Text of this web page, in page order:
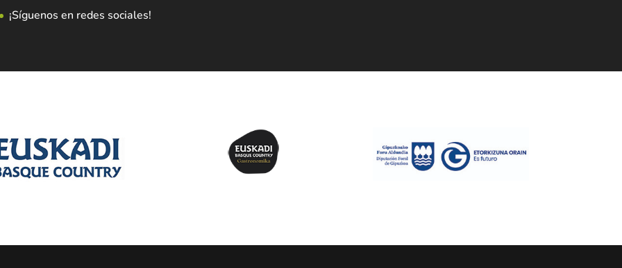
¡Síguenos en redes sociales!